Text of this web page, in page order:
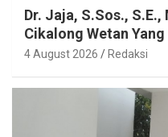
Dr. Jaja, S.Sos.,
Cikalong Wetan
4 August 2026 Redaksi